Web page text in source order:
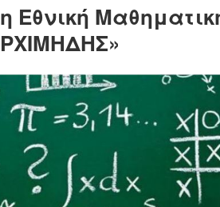
Εθνική